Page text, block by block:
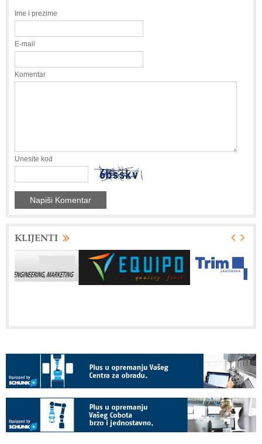
Ime i prezime
E-mail
Komentar
Unesite kod
KLIJENTI